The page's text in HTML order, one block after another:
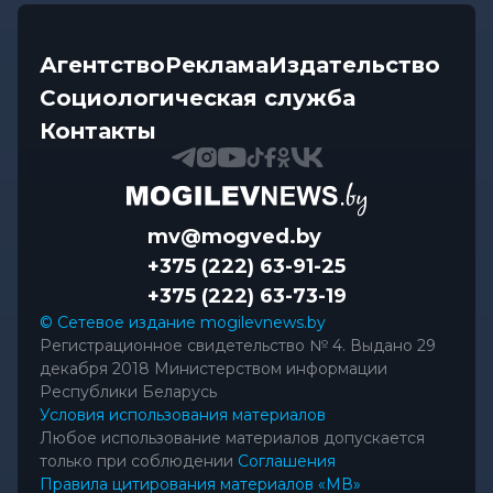
АгентствоРекламаИздательство
Социологическая служба
Контакты
mv@mogved.by
+375 (222) 63-91-25
+375 (222) 63-73-19
© Сетевое издание mogilevnews.by
Регистрационное свидетельство № 4. Выдано 29
декабря 2018 Министерством информации
Республики Беларусь
Условия использования материалов
Любое использование материалов допускается
только при соблюдении Соглашения
Правила цитирования материалов «МВ»